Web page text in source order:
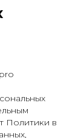
Политики в